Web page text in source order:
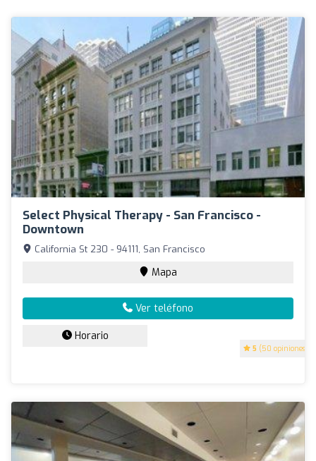
Select Physical Therapy - San Francisco -
Downtown
5 (50 opiniones)
California St 230 - 94111, San Francisco
Mapa
Ver teléfono
Horario